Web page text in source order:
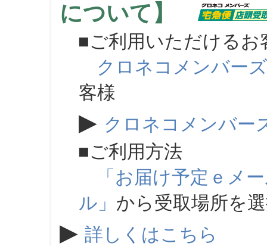
について】
■ご利用いただけるお
クロネコメンバーズ
客様
▶ クロネコメンバー
■ご利用方法
「お届け予定ｅメ
ル」 から受取場所を
▶ 詳しくはこちら